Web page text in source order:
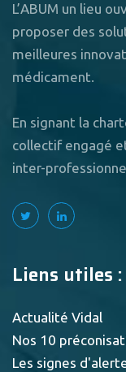
L’ABUM un lieu
proposer des
meilleures
médicament.
En signant la
collectif engagé
inter-
Liens utiles :
Actualité Vidal
Nos 10
Les signes